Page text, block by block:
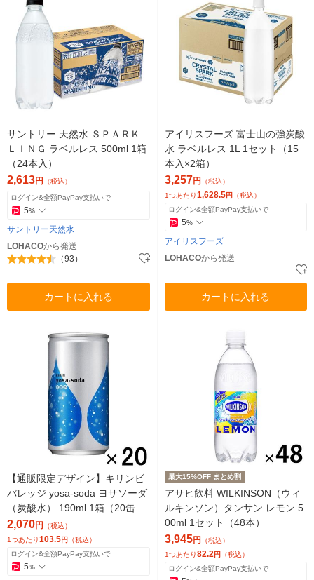
サントリー 天然水 ＳＰＡＲＫ
ＬＩＮＧ ラベルレス 500ml 1箱
（24本入）
2,613円 （税込）
ログイン&全額PayPay支払いで
5%
サントリー天然水
LOHACOから発送
（93）
カートに入れる
アイリスフーズ 富士山の強炭酸
水 ラベルレス 1L 1セット（15
本入×2箱）
3,257円 （税込）
1つあたり1,628.5円 （税込）
ログイン&全額PayPay支払いで
5%
アイリスフーズ
LOHACOから発送
カートに入れる
【通販限定デザイン】キリンビ
バレッジ yosa-soda ヨサソーダ
（炭酸水） 190ml 1箱（20缶
入）（イチオシ）
2,070円
（税込）
1つあたり103.5円 （税込）
ログイン&全額PayPay支払いで
5%
最大15%OFF まとめ割
アサヒ飲料 WILKINSON（ウィ
ルキンソン）タンサン レモン 5
00ml 1セット（48本）
3,945円
（税込）
1つあたり82.2円 （税込）
ログイン&全額PayPay支払いで